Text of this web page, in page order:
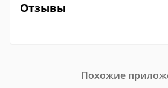
Отзывы
Похожие